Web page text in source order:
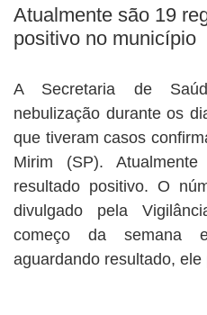
Atualmente são 19
positivo no município
A Secretaria de
nebulização durante os
que tiveram casos
Mirim (SP).
resultado positivo. O
divulgado pela
começo da semana
aguardando resultado, ele